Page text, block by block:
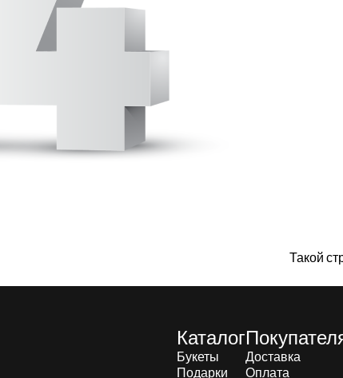
Такой
Каталог
Букеты
Подарки
Доставка
Оплата